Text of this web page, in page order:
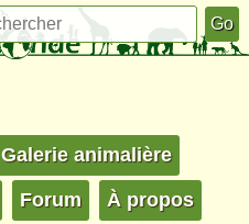
Galerie animalière
Forum À propos